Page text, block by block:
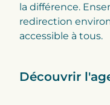
la différence.
redirection
accessible à tous.
Découvrir